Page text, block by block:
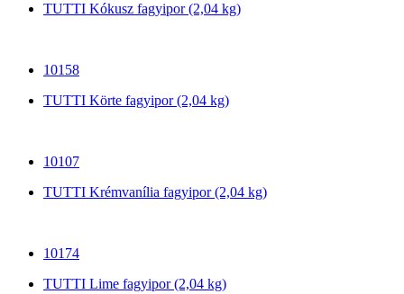
TUTTI Kókusz fagyipor (2,04 kg)
10158
TUTTI Körte fagyipor (2,04 kg)
10107
TUTTI Krémvanília fagyipor (2,04 kg)
10174
TUTTI Lime fagyipor (2,04 kg)